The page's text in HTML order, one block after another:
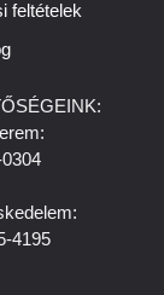
feltételek
4195